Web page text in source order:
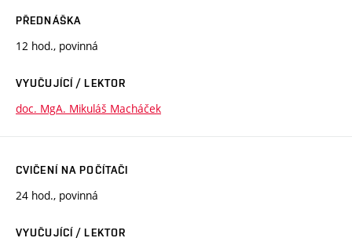
PŘEDNÁŠKA
12 hod., povinná
VYUČUJÍCÍ / LEKTOR
doc. MgA. Mikuláš Macháček
CVIČENÍ NA POČÍTAČI
24 hod., povinná
VYUČUJÍCÍ / LEKTOR